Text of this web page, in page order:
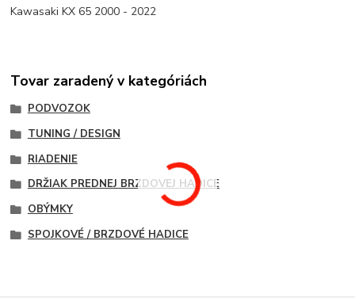
Kawasaki KX 65 2000 - 2022
Tovar zaradený v kategóriách
PODVOZOK
TUNING / DESIGN
RIADENIE
DRŽIAK PREDNEJ BRZDOVEJ HADICE
OBÝMKY
SPOJKOVÉ / BRZDOVÉ HADICE